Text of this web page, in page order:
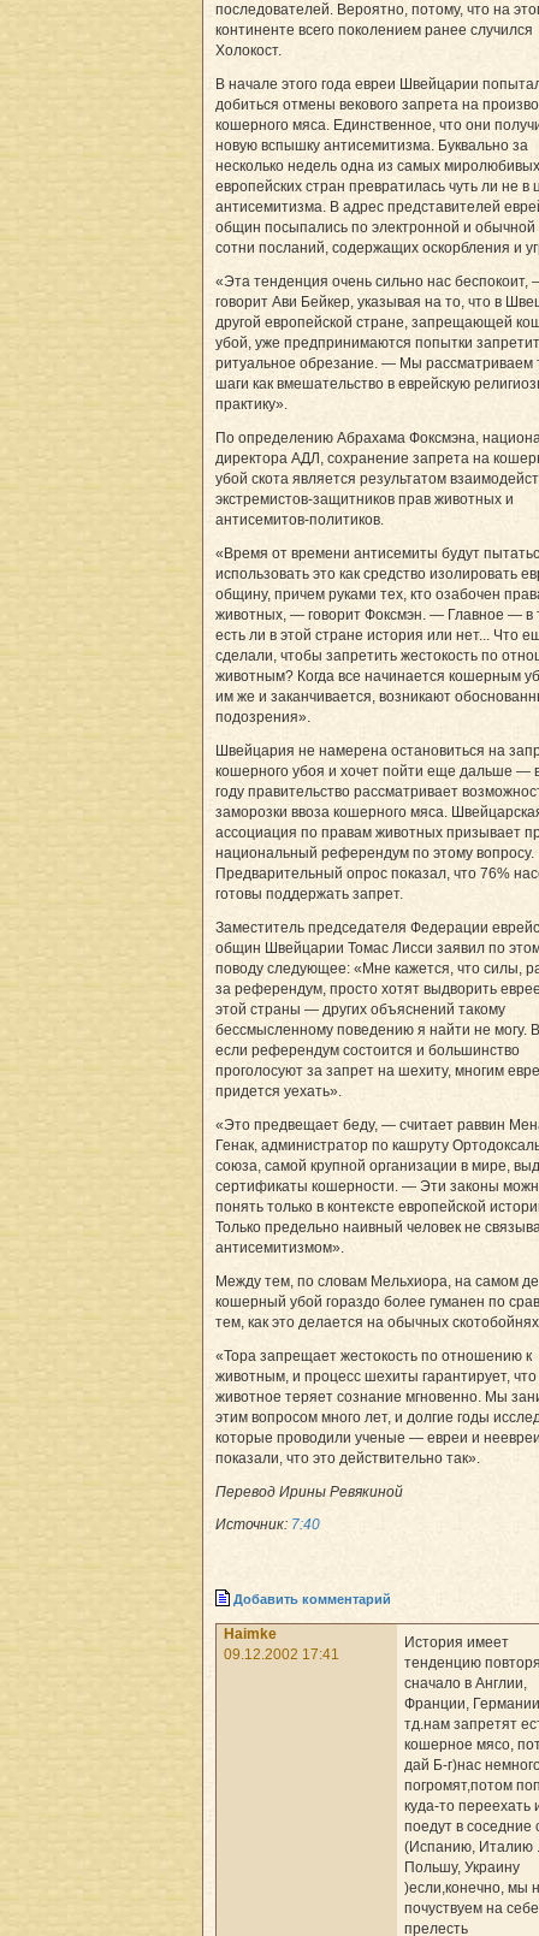
последователей. Вероятно, потому, что на
континенте всего поколением ранее случился
Холокост.
В начале этого года евреи Швейцарии
добиться отмены векового запрета на
кошерного мяса. Единственное, что они
новую вспышку антисемитизма. Буквально за
несколько недель одна из самых миролюбивых
европейских стран превратилась чуть ли не в
антисемитизма. В адрес представителей
общин посыпались по электронной и обычной
сотни посланий, содержащих оскорбления и
«Эта тенденция очень сильно нас беспокоит,
говорит Ави Бейкер, указывая на то, что в
другой европейской стране, запрещающей
убой, уже предпринимаются попытки
ритуальное обрезание. — Мы рассматриваем
шаги как вмешательство в еврейскую
практику».
По определению Абрахама Фоксмэна,
директора АДЛ, сохранение запрета на
убой скота является результатом
экстремистов-защитников прав животных и
антисемитов-политиков.
«Время от времени антисемиты будут
использовать это как средство изолировать
общину, причем руками тех, кто озабочен
животных, — говорит Фоксмэн. — Главное — в
есть ли в этой стране история или нет... Что
сделали, чтобы запретить жестокость по
животным? Когда все начинается кошерным
им же и заканчивается, возникают
подозрения».
Швейцария не намерена остановиться на
кошерного убоя и хочет пойти еще дальше —
году правительство рассматривает
заморозки ввоза кошерного мяса.
ассоциация по правам животных призывает
национальный референдум по этому вопросу.
Предварительный опрос показал, что 76%
готовы поддержать запрет.
Заместитель председателя Федерации
общин Швейцарии Томас Лисси заявил по
поводу следующее: «Мне кажется, что силы,
за референдум, просто хотят выдворить
этой страны — других объяснений такому
бессмысленному поведению я найти не могу.
если референдум состоится и большинство
проголосуют за запрет на шехиту, многим
придется уехать».
«Это предвещает беду, — считает раввин
Генак, администратор по кашруту
союза, самой крупной организации в мире,
сертификаты кошерности. — Эти законы
понять только в контексте европейской
Только предельно наивный человек не
антисемитизмом».
Между тем, по словам Мельхиора, на самом
кошерный убой гораздо более гуманен по
тем, как это делается на обычных
«Тора запрещает жестокость по отношению к
животным, и процесс шехиты гарантирует, что
животное теряет сознание мгновенно. Мы
этим вопросом много лет, и долгие годы
которые проводили ученые — евреи и
показали, что это действительно так».
Перевод Ирины Ревякиной
Источник: 7:40
Добавить комментарий
Haimke
09.12.2002 17:41
История имеет
тенденцию
сначало в Англии,
Франции,
тд.нам запретят
кошерное мясо,
дай Б-г)нас
погромят,потом
куда-то переехать
поедут в соседние
(Испанию, Италию
Польшу, Украину
)если,конечно, мы
почуствуем на
прелесть